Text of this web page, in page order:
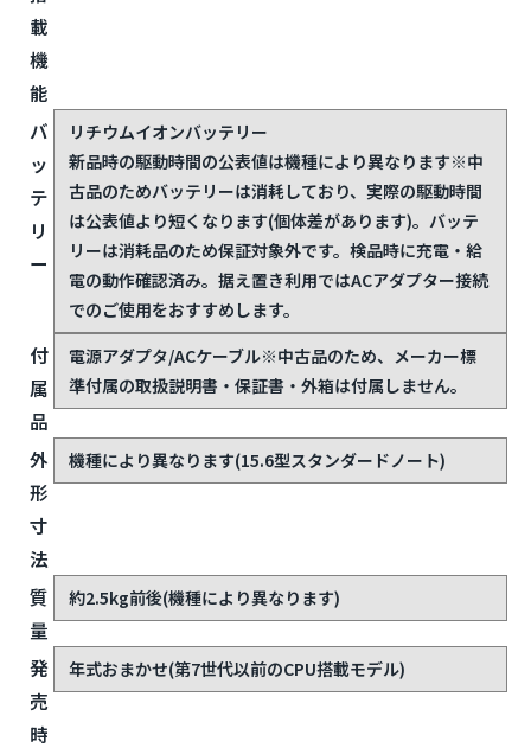
載
機
能
バ
ッ
テ
リ
ー
リチウムイオンバッテリー
新品時の駆動時間の公表値は機種により異なります※中
古品のためバッテリーは消耗しており、実際の駆動時間
は公表値より短くなります(個体差があります)。バッテ
リーは消耗品のため保証対象外です。検品時に充電・給
電の動作確認済み。据え置き利用ではACアダプター接続
でのご使用をおすすめします。
付
属
品
電源アダプタ/ACケーブル※中古品のため、メーカー標
準付属の取扱説明書・保証書・外箱は付属しません。
外
形
寸
法
機種により異なります(15.6型スタンダードノート)
質
量
約2.5kg前後(機種により異なります)
発
売
時
年式おまかせ(第7世代以前のCPU搭載モデル)